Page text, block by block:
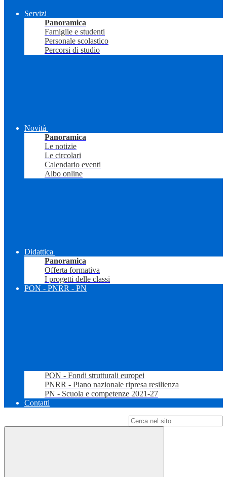
Servizi
Panoramica
Famiglie e studenti
Personale scolastico
Percorsi di studio
Novità
Panoramica
Le notizie
Le circolari
Calendario eventi
Albo online
Didattica
Panoramica
Offerta formativa
I progetti delle classi
PON - PNRR - PN
PON - Fondi strutturali europei
PNRR - Piano nazionale ripresa resilienza
PN - Scuola e competenze 2021-27
Contatti